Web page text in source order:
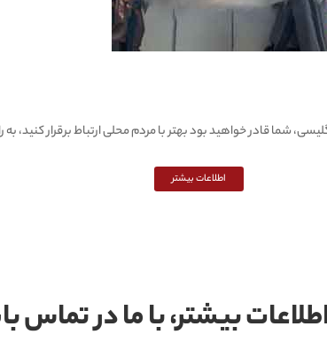
شما قادر خواهید بود بهتر با مردم محلی ارتباط برقرار کنید،
اطلاعات بیشتر
بیشتر، با ما در تماس